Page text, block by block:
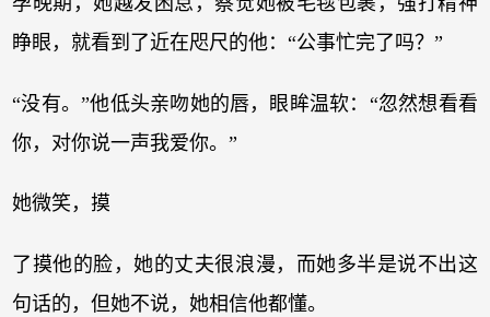
睁眼，就看到了近在咫尺的他：“公事忙完了吗？”
“没有。”他低头亲吻她的唇，眼眸温软：“忽然想看看
你，对你说一声我爱你。”
她微笑，摸
了摸他的脸，她的丈夫很浪漫，而她多半是说不出这
句话的，但她不说，她相信他都懂。